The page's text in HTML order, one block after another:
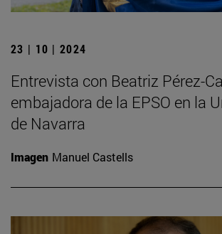
23 | 10 | 2024
Entrevista con Beatriz Pérez-
embajadora de la EPSO en la
de Navarra
Imagen Manuel Castells